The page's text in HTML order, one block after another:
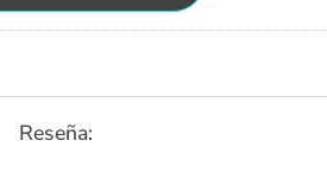
Reseña: